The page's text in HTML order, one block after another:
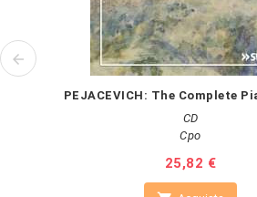
PEJACEVICH: The Complete
CD
Cpo
Prezzo
25,82 €